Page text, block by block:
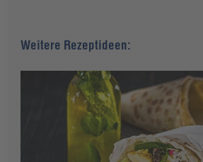
Weitere Rezeptideen: